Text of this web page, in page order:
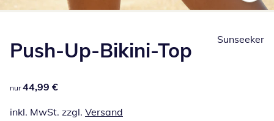
Push-Up-Bikini-Top
44,99 €
nur 44,99 €
inkl. MwSt. zzgl. Versand
Sunseeker